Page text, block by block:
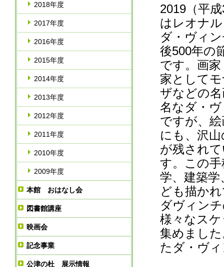
2018年度
2017年度
2016年度
2015年度
2014年度
2013年度
2012年度
2011年度
2010年度
2009年度
本館 おはなし会
図書館講座
映画会
記念事業
公津の杜 展示情報
2019（平
はレオナ
ダ・ヴィ
後500年の
です。画家
家として
ザなどの
名なダ・
ですが、
にも、沢
が残され
す。この
学、建築
ども描か
ダヴィン
様々なス
集めまし
たダ・ヴ